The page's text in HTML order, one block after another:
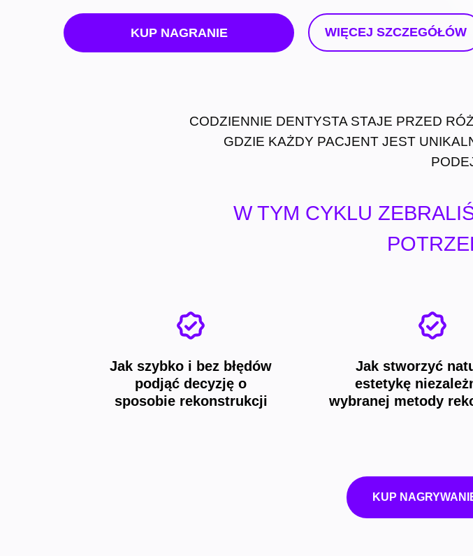
KUP NAGRANIE WIĘCEJ SZCZEGÓŁÓW
W TYM CYKLU
Jak szybko i bez błędów
podjąć decyzję o
sposobie rekonstrukcji
Jak stworzyć
estetykę
wybranej metody
CODZIENNIE DENTYSTA STAJE PRZED
GDZIE KAŻDY PACJENT JEST
KUP